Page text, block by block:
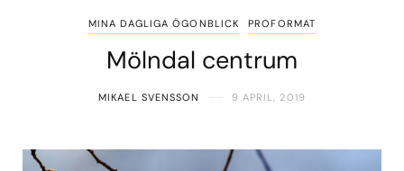
MINA DAGLIGA ÖGONBLICK PROFORMAT
Mölndal centrum
MIKAEL SVENSSON 9 APRIL, 2019